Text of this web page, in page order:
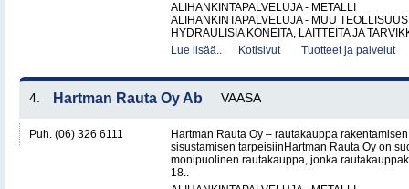
ALIHANKINTAPALVELUJA - METALLI
ALIHANKINTAPALVELUJA - MUU TEOLLISUUS
HYDRAULISIA KONEITA, LAITTEITA JA
Lue lisää..
Kotisivut Tuotteet ja palvelut
4. Hartman Rauta Oy Ab VAASA
Puh. (06) 326 6111
Hartman Rauta Oy – rautakauppa
sisustamisen tarpeisiinHartman Rauta Oy on
monipuolinen rautakauppa, jonka
18..